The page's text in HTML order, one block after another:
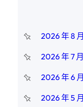
2026 年 8 月
2026 年 7 月
2026 年 6 月
2026 年 5 月